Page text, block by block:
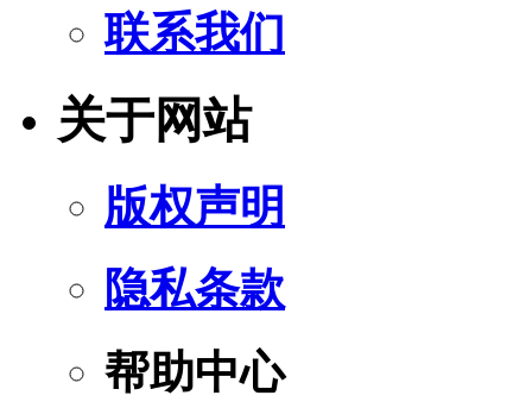
联系我们
关于网站
版权声明
隐私条款
帮助中心